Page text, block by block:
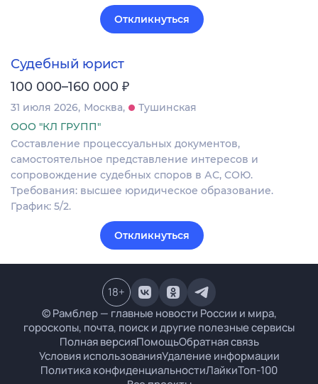
Откликнуться
Судебный юрист
100 000–160 000 ₽
31 июля 2026 Москва
Тушинская
ООО "КЛ ГРУПП"
Составление процессуальных документов,
самостоятельное представление интересов и
сопровождение судебных споров в АС, СОЮ.
Требования: высшее юридическое образование.
График: 5/2.
Откликнуться
© Рамблер — главные новости России и мира,
гороскопы, почта, поиск и другие полезные сервисы
Полная версияПомощьОбратная связь
Условия использованияУдаление информации
Политика конфиденциальностиЛайкиТоп-100
18+